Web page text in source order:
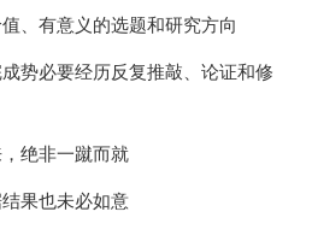
、有意义的选题和研究方向
势必要经历反复推敲、论证和修
绝非一蹴而就
果也未必如意